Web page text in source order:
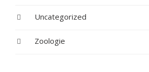
Uncategorized
Zoologie